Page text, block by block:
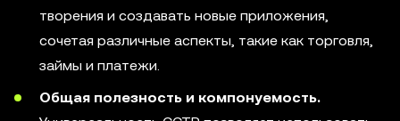
творения и создавать новые приложения,
сочетая различные аспекты, такие как торговля,
займы и платежи.
Общая полезность и компонуемость.